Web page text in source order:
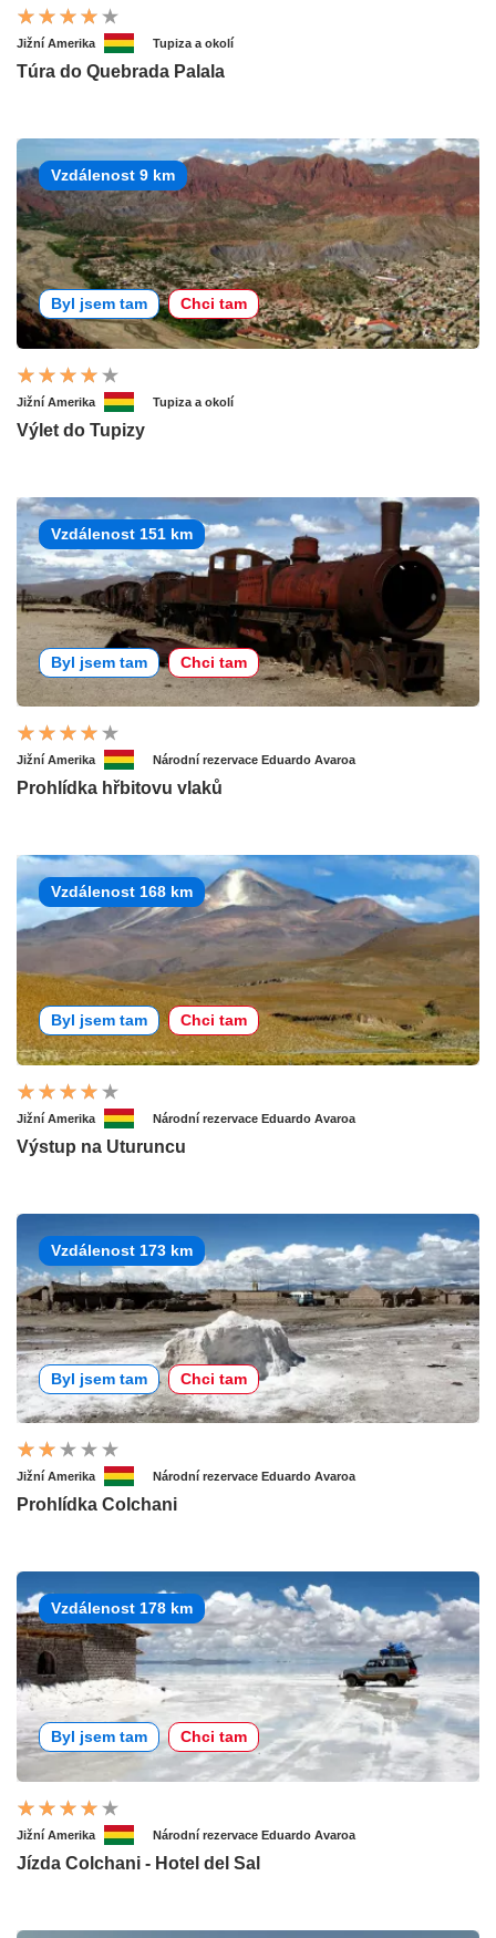
Jižní Amerika Tupiza a okolí
Túra do Quebrada Palala
Vzdálenost 9 km
Byl jsem tam Chci tam
Jižní Amerika Tupiza a okolí
Výlet do Tupizy
Vzdálenost 151 km
Byl jsem tam Chci tam
Jižní Amerika Národní rezervace Eduardo Avaroa
Prohlídka hřbitovu vlaků
Vzdálenost 168 km
Byl jsem tam Chci tam
Jižní Amerika Národní rezervace Eduardo Avaroa
Výstup na Uturuncu
Vzdálenost 173 km
Byl jsem tam Chci tam
Jižní Amerika Národní rezervace Eduardo Avaroa
Prohlídka Colchani
Vzdálenost 178 km
Byl jsem tam Chci tam
Jižní Amerika Národní rezervace Eduardo Avaroa
Jízda Colchani - Hotel del Sal